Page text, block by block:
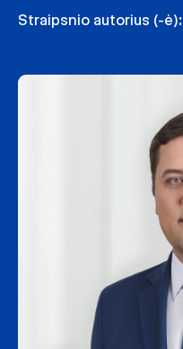
Straipsnio autorius (-ė):